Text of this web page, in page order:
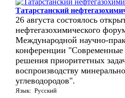
Татарстанский
26 августа состоялось
нефтегазохимического
Международной научно-
конференции
решения приоритетных
воспроизводству
углеводородов".
Язык: Русский